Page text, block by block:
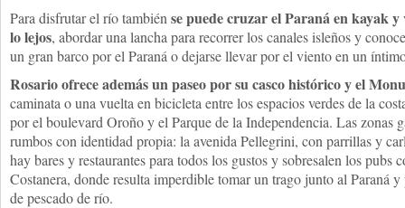
Para disfrutar el río también se puede cruzar el Paraná en kayak
lo lejos, abordar una lancha para recorrer los canales isleños y
un gran barco por el Paraná o dejarse llevar por el viento en un
Rosario ofrece además un paseo por su casco histórico y el
caminata o una vuelta en bicicleta entre los espacios verdes de la
por el boulevard Oroño y el Parque de la Independencia. Las zonas
rumbos con identidad propia: la avenida Pellegrini, con parrillas y
hay bares y restaurantes para todos los gustos y sobresalen los pubs
Costanera, donde resulta imperdible tomar un trago junto al Paraná
de pescado de río.